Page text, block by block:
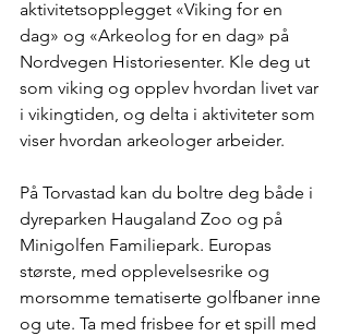
aktivitetsopplegget «Viking for en
dag» og «Arkeolog for en dag» på
Nordvegen Historiesenter. Kle deg ut
som viking og opplev hvordan livet var
i vikingtiden, og delta i aktiviteter som
viser hvordan arkeologer arbeider.
På Torvastad kan du boltre deg både i
dyreparken Haugaland Zoo og på
Minigolfen Familiepark. Europas
største, med opplevelsesrike og
morsomme tematiserte golfbaner inne
og ute. Ta med frisbee for et spill med